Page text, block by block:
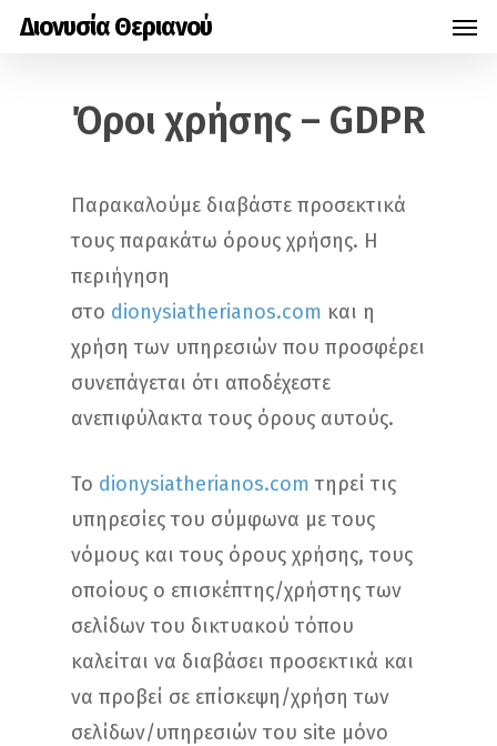
SkipΔιονυσία Θεριανού
Όροι χρήσης – GDPR
Παρακαλούμε διαβάστε προσεκτικά
τους παρακάτω όρους χρήσης. Η
περιήγηση
στο dionysiatherianos.com και η
χρήση των υπηρεσιών που προσφέρει
συνεπάγεται ότι αποδέχεστε
ανεπιφύλακτα τους όρους αυτούς.
Το dionysiatherianos.com τηρεί τις
υπηρεσίες του σύμφωνα με τους
νόμους και τους όρους χρήσης, τους
οποίους ο επισκέπτης/χρήστης των
σελίδων του δικτυακού τόπου
καλείται να διαβάσει προσεκτικά και
να προβεί σε επίσκεψη/χρήση των
σελίδων/υπηρεσιών του site μόνο